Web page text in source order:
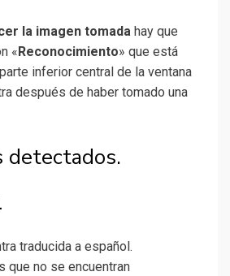
la imagen tomada hay que
« Reconocimiento» que está
inferior central de la ventana
después de haber tomado una
detectados.
traducida a español.
que no se encuentran